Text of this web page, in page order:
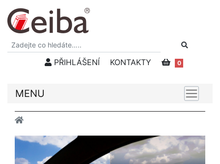
PŘIHLÁŠENÍ KONTAKTY 0
MENU